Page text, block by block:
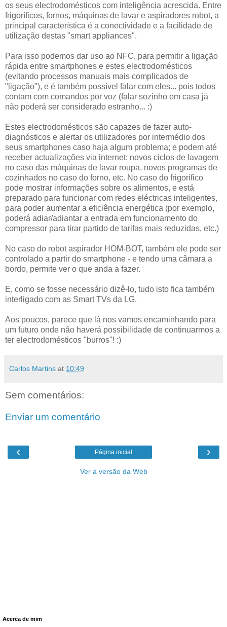
os seus electrodomésticos com inteligência acrescida. Entre
frigoríficos, fornos, máquinas de lavar e aspiradores robot, a
principal característica é a conectividade e a facilidade de
utilização destas "smart appliances".
Para isso podemos dar uso ao NFC, para permitir a ligação
rápida entre smartphones e estes electrodomésticos
(evitando processos manuais mais complicados de
"ligação"), e é também possível falar com eles... pois todos
contam com comandos por voz (falar sozinho em casa já
não poderá ser considerado estranho... :)
Estes electrodomésticos são capazes de fazer auto-
diagnósticos e alertar os utilizadores por intermédio dos
seus smartphones caso haja algum problema; e podem até
receber actualizações via internet: novos ciclos de lavagem
no caso das máquinas de lavar roupa, novos programas de
cozinhados no caso do forno, etc. No caso do frigorífico
pode mostrar informações sobre os alimentos, e está
preparado para funcionar com redes eléctricas inteligentes,
para poder aumentar a eficiência energética (por exemplo,
poderá adiar/adiantar a entrada em funcionamento do
compressor para tirar partido de tarifas mais reduzidas, etc.)
No caso do robot aspirador HOM-BOT, também ele pode ser
controlado a partir do smartphone - e tendo uma câmara a
bordo, permite ver o que anda a fazer.
E, como se fosse necessário dizê-lo, tudo isto fica também
interligado com as Smart TVs da LG.
Aos poucos, parece que lá nos vamos encaminhando para
um futuro onde não haverá possibilidade de continuarmos a
ter electrodomésticos "burros"! :)
Carlos Martins at 10:49
Sem comentários:
Enviar um comentário
‹ ›
Página inicial
Ver a versão da Web
Acerca de mim